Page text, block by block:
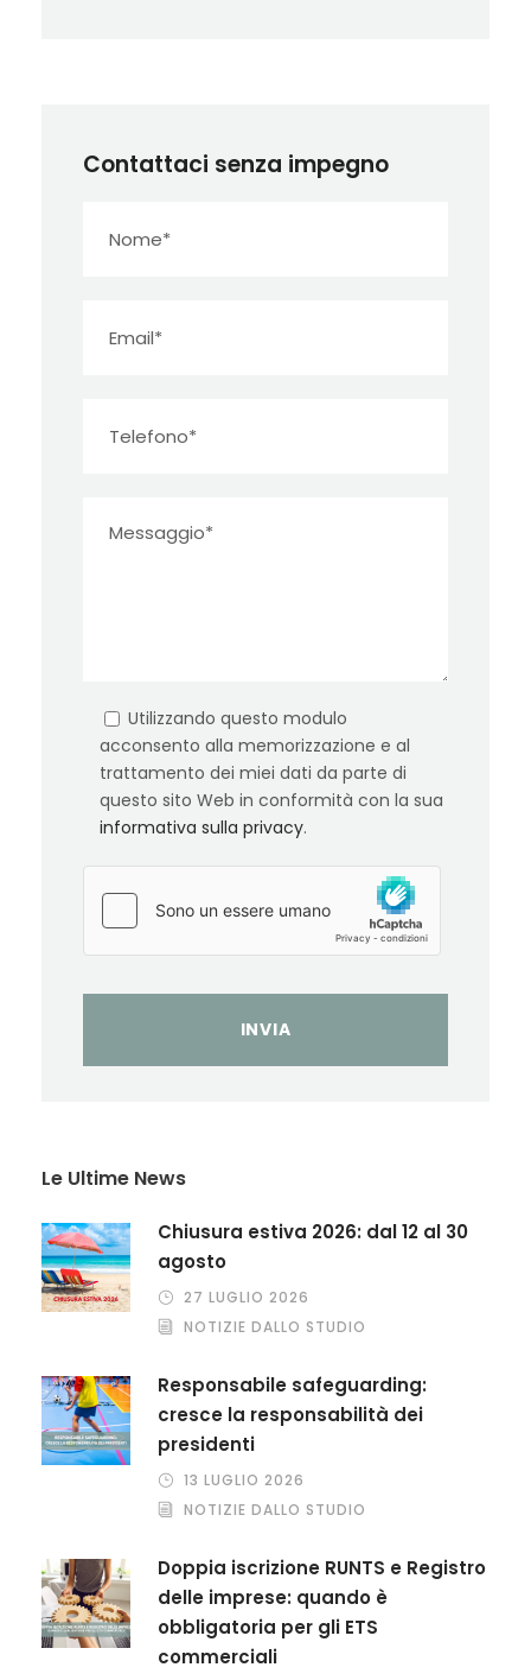
Contattaci senza impegno
Utilizzando questo modulo
acconsento alla memorizzazione e al
trattamento dei miei dati da parte di
questo sito Web in conformità con la sua
informativa sulla privacy.
Le Ultime News
Chiusura estiva 2026: dal 12 al 30
agosto
27 LUGLIO 2026
NOTIZIE DALLO STUDIO
Responsabile safeguarding:
cresce la responsabilità dei
presidenti
13 LUGLIO 2026
NOTIZIE DALLO STUDIO
Doppia iscrizione RUNTS e Registro
delle imprese: quando è
obbligatoria per gli ETS
commerciali